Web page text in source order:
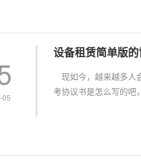
05
设备租赁简单版
现如今，越来越多人
考协议书是怎么写的吧